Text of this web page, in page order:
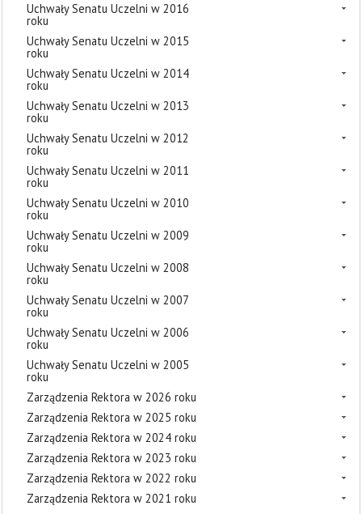
Uchwały Senatu Uczelni w 2016
roku
Uchwały Senatu Uczelni w 2015
roku
Uchwały Senatu Uczelni w 2014
roku
Uchwały Senatu Uczelni w 2013
roku
Uchwały Senatu Uczelni w 2012
roku
Uchwały Senatu Uczelni w 2011
roku
Uchwały Senatu Uczelni w 2010
roku
Uchwały Senatu Uczelni w 2009
roku
Uchwały Senatu Uczelni w 2008
roku
Uchwały Senatu Uczelni w 2007
roku
Uchwały Senatu Uczelni w 2006
roku
Uchwały Senatu Uczelni w 2005
roku
Zarządzenia Rektora w 2026 roku
Zarządzenia Rektora w 2025 roku
Zarządzenia Rektora w 2024 roku
Zarządzenia Rektora w 2023 roku
Zarządzenia Rektora w 2022 roku
Zarządzenia Rektora w 2021 roku